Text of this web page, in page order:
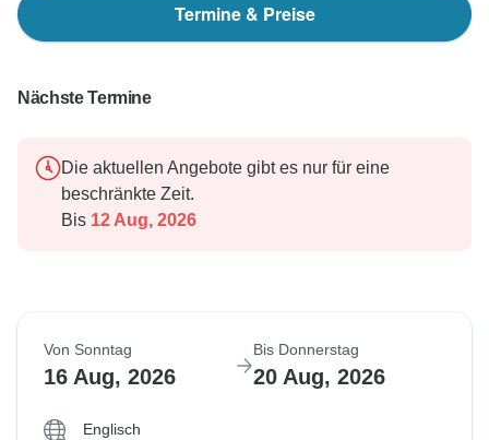
Termine & Preise
Nächste Termine
Die aktuellen Angebote gibt es nur für eine
beschränkte Zeit.
Bis 12 Aug, 2026
Von Sonntag
16 Aug, 2026
Bis Donnerstag
20 Aug, 2026
Englisch